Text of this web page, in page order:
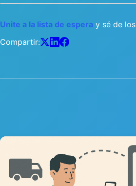
Unite a la lista de espera y sé de
Compartir: